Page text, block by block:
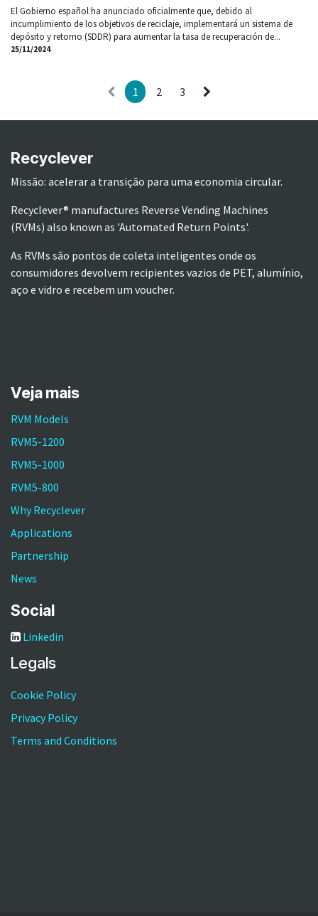
El Gobierno español ha anunciado oficialmente que, debido al
incumplimiento de los objetivos de reciclaje, implementará un sistema de
depósito y retorno (SDDR) para aumentar la tasa de recuperación de...
25/11/2024
1 2 3
Recyclever
Missão: acelerar a transição para uma economia circular.
Recyclever® manufactures Reverse Vending Machines
(RVMs) also known as 'Automated Return Points'.
As RVMs são pontos de coleta inteligentes onde os
consumidores devolvem recipientes vazios de PET, alumínio,
aço e vidro e recebem um voucher.
Veja mais
RVM Models
RVM5-1200
RVM5-1000
RVM5-800
Why Recyclever
Applications
Partnership
News
Social
Linkedin
Legals
Cookie Policy
Privacy Policy
Terms and Conditions